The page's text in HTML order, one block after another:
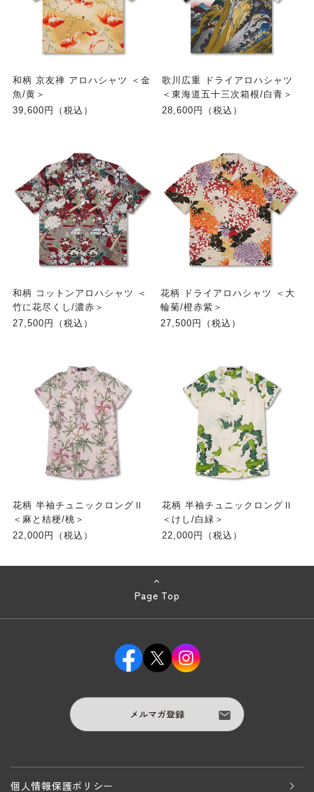
和柄 京友禅 アロハシャツ ＜金
魚/黄＞
39,600円（税込）
歌川広重 ドライアロハシャツ
＜東海道五十三次箱根/白青＞
28,600円（税込）
和柄 コットンアロハシャツ ＜
竹に花尽くし/濃赤＞
27,500円（税込）
花柄 ドライアロハシャツ ＜大
輪菊/橙赤紫＞
27,500円（税込）
花柄 半袖チュニックロングⅡ
＜麻と桔梗/桃＞
22,000円（税込）
花柄 半袖チュニックロングⅡ
＜けし/白緑＞
22,000円（税込）
Page Top
メルマガ登録
個人情報保護ポリシー